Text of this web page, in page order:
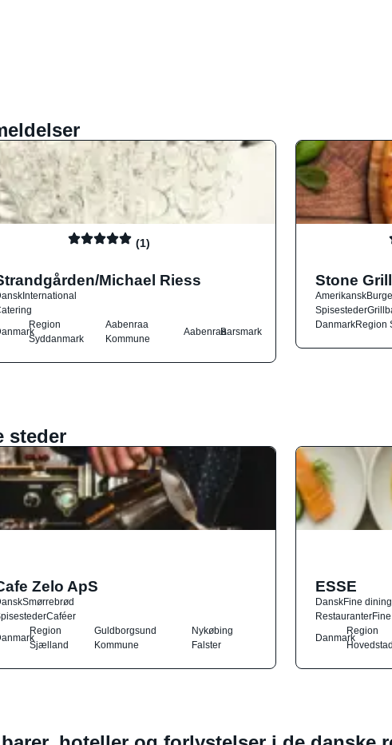
(1)
Michael Riess
International
Region
Syddanmark
Aabenraa
Kommune
AabenraaBarsmark
Stone Grill
Amerikansk
Spisesteder
DanmarkRegion
steder
Zelo ApS
Smørrebrød
Caféer
Region
Sjælland
Guldborgsund
Kommune
Nykøbing
Falster
ESSE
DanskFine dining
Restauranter
Danmark
Region